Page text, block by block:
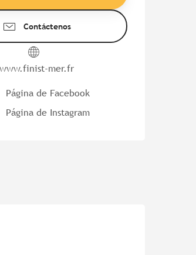
Contáctenos
www.finist-mer.fr
Página de Facebook
Página de Instagram